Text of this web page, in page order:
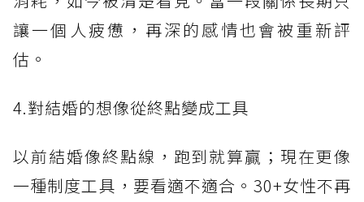
讓一個人疲憊，再深的感情也會被重新評
估。
4.對結婚的想像從終點變成工具
以前結婚像終點線，跑到就算贏；現在更像
一種制度工具，要看適不適合。30+女性不再